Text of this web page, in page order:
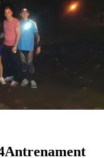
Antrenament